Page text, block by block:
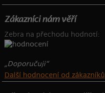
Zákazníci nám věří
Zebra na přechodu hodnotí:
„Doporučuji“
Další hodnocení od zákazníků